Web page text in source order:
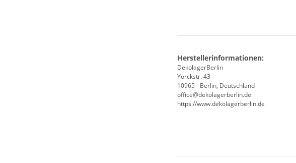
Herstellerinformationen:
DekolagerBerlin
Yorckstr. 43
10965 - Berlin, Deutschland
office@dekolagerberlin.de
https://www.dekolagerberlin.de